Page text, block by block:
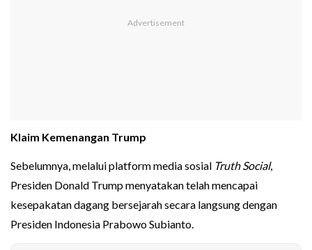
Klaim Kemenangan Trump
Sebelumnya, melalui platform media sosial Truth Social,
Presiden Donald Trump menyatakan telah mencapai
kesepakatan dagang bersejarah secara langsung dengan
Presiden Indonesia Prabowo Subianto.